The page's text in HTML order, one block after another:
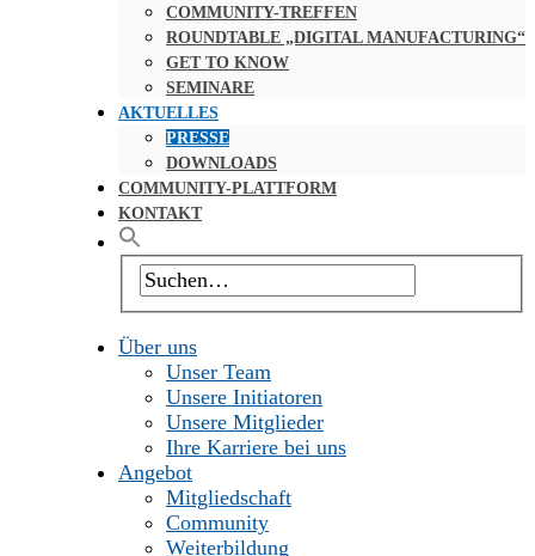
COMMUNITY-TREFFEN
ROUNDTABLE „DIGITAL MANUFACTURING“
GET TO KNOW
SEMINARE
AKTUELLES
PRESSE
DOWNLOADS
COMMUNITY-PLATTFORM
KONTAKT
Über uns
Unser Team
Unsere Initiatoren
Unsere Mitglieder
Ihre Karriere bei uns
Angebot
Mitgliedschaft
Community
Weiterbildung